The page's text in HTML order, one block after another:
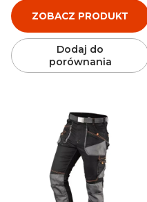
ZOBACZ PRODUKT
Dodaj do
porównania